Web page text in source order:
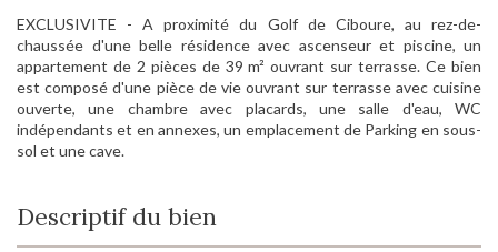
EXCLUSIVITE - A proximité du Golf de Ciboure, au rez-de-
chaussée d'une belle résidence avec ascenseur et piscine, un
appartement de 2 pièces de 39 m² ouvrant sur terrasse. Ce bien
est composé d'une pièce de vie ouvrant sur terrasse avec cuisine
ouverte, une chambre avec placards, une salle d'eau, WC
indépendants et en annexes, un emplacement de Parking en sous-
sol et une cave.
Descriptif du bien